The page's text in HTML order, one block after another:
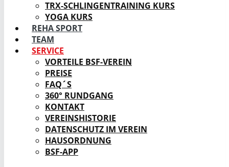
TRX-SCHLINGENTRAINING KURS
YOGA KURS
REHA SPORT
TEAM
SERVICE
VORTEILE BSF-VEREIN
PREISE
FAQ´S
360° RUNDGANG
KONTAKT
VEREINSHISTORIE
DATENSCHUTZ IM VEREIN
HAUSORDNUNG
BSF-APP